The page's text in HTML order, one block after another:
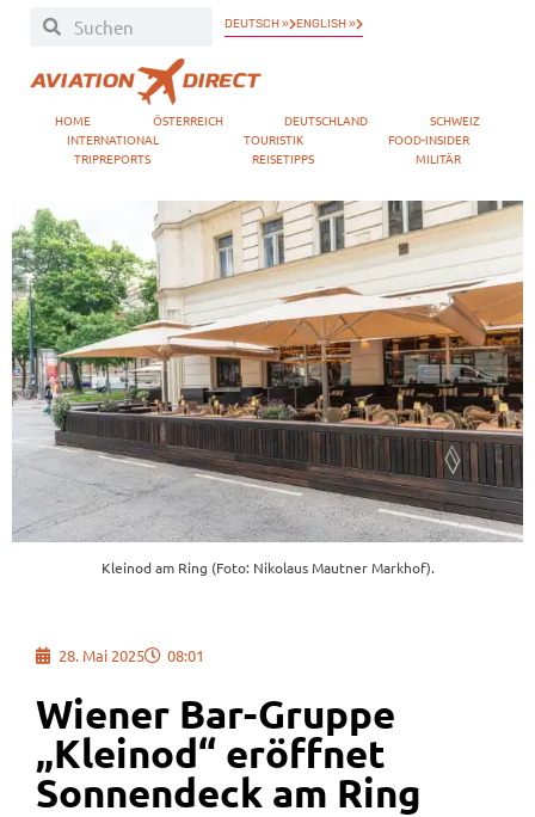
DEUTSCH » ENGLISH »
HOME ÖSTERREICH DEUTSCHLAND
SCHWEIZ
INTERNATIONAL
TOURISTIK
FOOD-INSIDER
TRIPREPORTS
REISETIPPS MILITÄR
Kleinod am Ring (Foto: Nikolaus Mautner Markhof).
28. Mai 2025 08:01
Wiener Bar-Gruppe
„Kleinod“ eröffnet
Sonnendeck am Ring